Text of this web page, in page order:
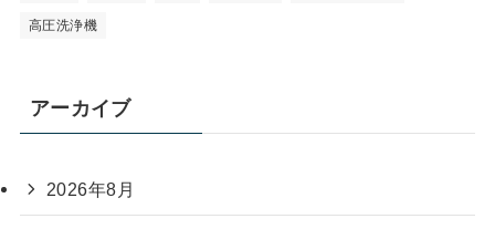
高圧洗浄機
アーカイブ
2026年8月